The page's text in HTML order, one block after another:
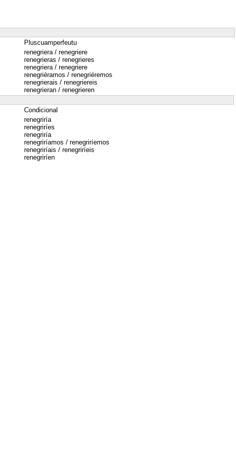
Pluscuamperfeutu
renegriera / renegriere
renegrieras / renegrieres
renegriera / renegriere
renegriéramos / renegriéremos
renegrierais / renegriereis
renegrieran / renegrieren
Condicional
renegriría
renegriríes
renegriría
renegriríamos / renegriríemos
renegriríais / renegriríeis
renegriríen